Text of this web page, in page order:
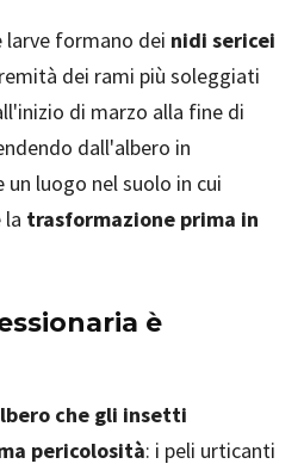
larve formano dei nidi sericei
dei rami più soleggiati
di marzo alla fine di
dall'albero in
luogo nel suolo in cui
trasformazione prima in
è
che gli insetti
pericolosità: i peli urticanti